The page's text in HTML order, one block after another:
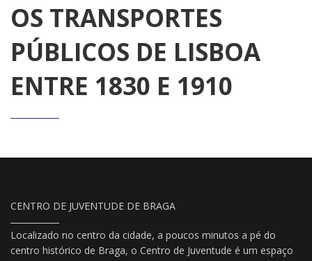
OS TRANSPORTES
PÚBLICOS DE LISBOA
ENTRE 1830 E 1910
CENTRO DE JUVENTUDE DE BRAGA
Localizado no centro da cidade, a poucos minutos a pé do
centro histórico de Braga, o Centro de Juventude é um espaço